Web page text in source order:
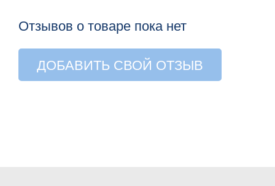
Отзывов о товаре пока нет
ДОБАВИТЬ СВОЙ ОТЗЫВ